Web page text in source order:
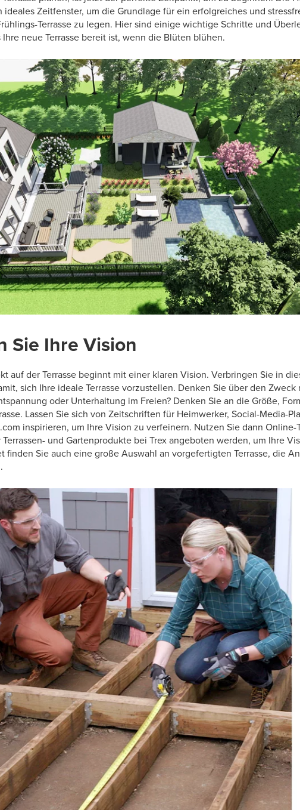
Zeitfenster, um die Grundlage für ein erfolgreiches und
Terrasse zu legen. Hier sind einige wichtige Schritte und
neue Terrasse bereit ist, wenn die Blüten blühen.
Sie Ihre Vision
auf der Terrasse beginnt mit einer klaren Vision. Verbringen Sie in
sich Ihre ideale Terrasse vorzustellen. Denken Sie über den Zweck
oder Unterhaltung im Freien? Denken Sie an die Größe,
Lassen Sie sich von Zeitschriften für Heimwerker, Social-Media-
inspirieren, um Ihre Vision zu verfeinern. Nutzen Sie dann Online-
und Gartenprodukte bei Trex angeboten werden, um Ihre
finden Sie auch eine große Auswahl an vorgefertigten Terrasse, die